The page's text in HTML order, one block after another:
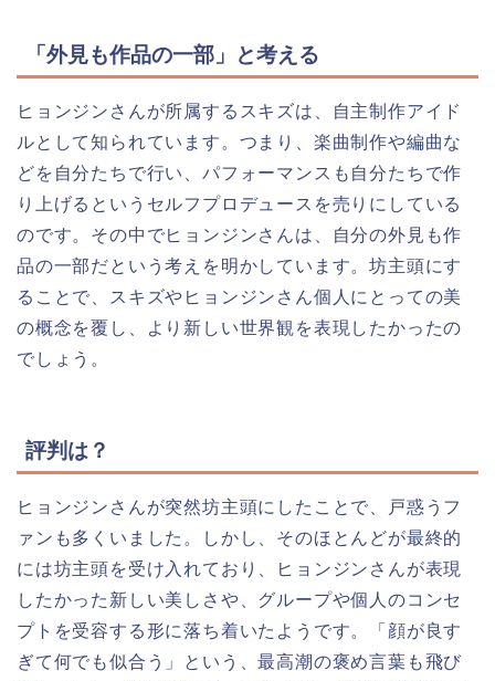
「外見も作品の一部」と考える
ヒョンジンさんが所属するスキズは、自主制作アイド
ルとして知られています。つまり、楽曲制作や編曲な
どを自分たちで行い、パフォーマンスも自分たちで作
り上げるというセルフプロデュースを売りにしている
のです。その中でヒョンジンさんは、自分の外見も作
品の一部だという考えを明かしています。坊主頭にす
ることで、スキズやヒョンジンさん個人にとっての美
の概念を覆し、より新しい世界観を表現したかったの
でしょう。
評判は？
ヒョンジンさんが突然坊主頭にしたことで、戸惑うフ
ァンも多くいました。しかし、そのほとんどが最終的
には坊主頭を受け入れており、ヒョンジンさんが表現
したかった新しい美しさや、グループや個人のコンセ
プトを受容する形に落ち着いたようです。「顔が良す
ぎて何でも似合う」という、最高潮の褒め言葉も飛び